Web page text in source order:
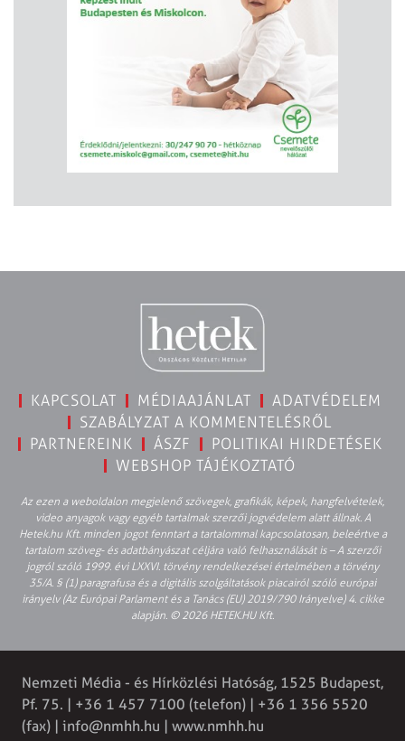
KAPCSOLAT MÉDIAAJÁNLAT
ADATVÉDELEM
SZABÁLYZAT A KOMMENTELÉSRŐL
PARTNEREINK
ÁSZF
POLITIKAI HIRDETÉSEK
WEBSHOP TÁJÉKOZTATÓ
Az ezen a weboldalon megjelenő szövegek, grafikák, képek, hangfelvételek,
video anyagok vagy egyéb tartalmak szerzői jogvédelem alatt állnak. A
Hetek.hu Kft. minden jogot fenntart a tartalommal kapcsolatosan, beleértve a
tartalom szöveg- és adatbányászat céljára való felhasználását is – A szerzői
jogról szóló 1999. évi LXXVI. törvény rendelkezései értelmében a törvény
35/A. § (1) paragrafusa és a digitális szolgáltatások piacairól szóló európai
irányelv (Az Európai Parlament és a Tanács (EU) 2019/790 Irányelve) 4. cikke
alapján. © 2026 HETEK.HU Kft.
Nemzeti Média - és Hírközlési Hatóság, 1525 Budapest,
Pf. 75. | +36 1 457 7100 (telefon) | +36 1 356 5520
(fax) | info@nmhh.hu | www.nmhh.hu